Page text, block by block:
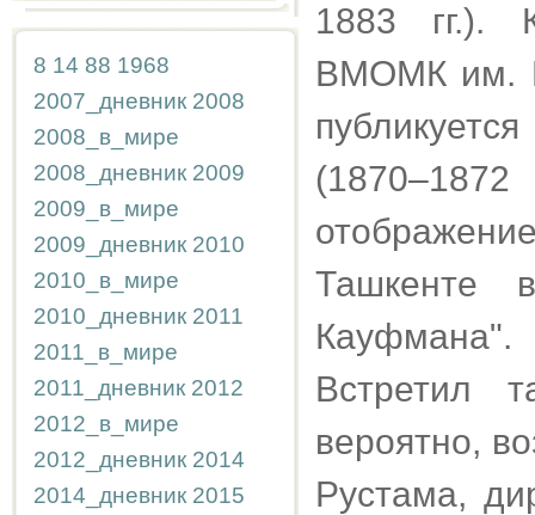
8 14 88 1968
2007_дневник 2008
2008_в_мире
2008_дневник 2009
2009_в_мире
2009_дневник 2010
2010_в_мире
2010_дневник 2011
2011_в_мире
2011_дневник 2012
2012_в_мире
2012_дневник 2014
2014_дневник 2015
1883 гг.).
ВМОМК им.
Ташкенте
Кауфмана".
Встретил
вероятно,
Рустама,